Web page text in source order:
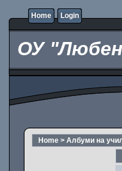
Home Login
ОУ "Любен
Home > Албуми на